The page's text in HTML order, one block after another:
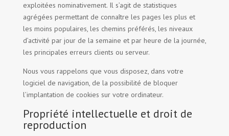
exploitées nominativement. Il s’agit de statistiques
agrégées permettant de connaître les pages les plus et
les moins populaires, les chemins préférés, les niveaux
d’activité par jour de la semaine et par heure de la journée,
les principales erreurs clients ou serveur.
Nous vous rappelons que vous disposez, dans votre
logiciel de navigation, de la possibilité de bloquer
l’implantation de cookies sur votre ordinateur.
Propriété intellectuelle et droit de
reproduction